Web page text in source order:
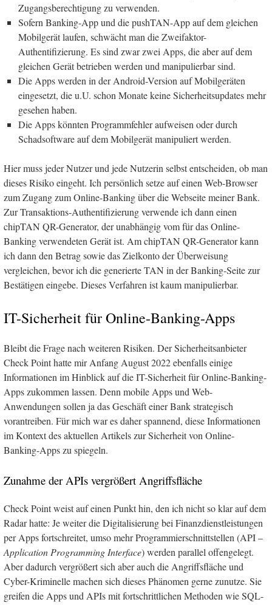
Zugangsberechtigung zu verwenden.
Sofern Banking-App und die pushTAN-App auf dem gleichen
Mobilgerät laufen, schwächt man die Zweifaktor-
Authentifizierung. Es sind zwar zwei Apps, die aber auf dem
gleichen Gerät betrieben werden und manipulierbar sind.
Die Apps werden in der Android-Version auf Mobilgeräten
eingesetzt, die u.U. schon Monate keine Sicherheitsupdates mehr
gesehen haben.
Die Apps könnten Programmfehler aufweisen oder durch
Schadsoftware auf dem Mobilgerät manipuliert werden.
Hier muss jeder Nutzer und jede Nutzerin selbst entscheiden, ob man
dieses Risiko eingeht. Ich persönlich setze auf einen Web-Browser
zum Zugang zum Online-Banking über die Webseite meiner Bank.
Zur Transaktions-Authentifizierung verwende ich dann einen
chipTAN QR-Generator, der unabhängig vom für das Online-
Banking verwendeten Gerät ist. Am chipTAN QR-Generator kann
ich dann den Betrag sowie das Zielkonto der Überweisung
vergleichen, bevor ich die generierte TAN in der Banking-Seite zur
Bestätigen eingebe. Dieses Verfahren ist kaum manipulierbar.
IT-Sicherheit für Online-Banking-Apps
Bleibt die Frage nach weiteren Risiken. Der Sicherheitsanbieter
Check Point hatte mir Anfang August 2022 ebenfalls einige
Informationen im Hinblick auf die IT-Sicherheit für Online-Banking-
Apps zukommen lassen. Denn mobile Apps und Web-
Anwendungen sollen ja das Geschäft einer Bank strategisch
vorantreiben. Für mich war es daher spannend, diese Informationen
im Kontext des aktuellen Artikels zur Sicherheit von Online-
Banking-Apps zu spiegeln.
Zunahme der APIs vergrößert Angriffsfläche
Check Point weist auf einen Punkt hin, den ich nicht so klar auf dem
Radar hatte: Je weiter die Digitalisierung bei Finanzdienstleistungen
per Apps fortschreitet, umso mehr Programmierschnittstellen (API –
Application Programming Interface) werden parallel offengelegt.
Aber dadurch vergrößert sich aber auch die Angriffsfläche und
Cyber-Kriminelle machen sich dieses Phänomen gerne zunutze. Sie
greifen die Apps und APIs mit fortschrittlichen Methoden wie SQL-